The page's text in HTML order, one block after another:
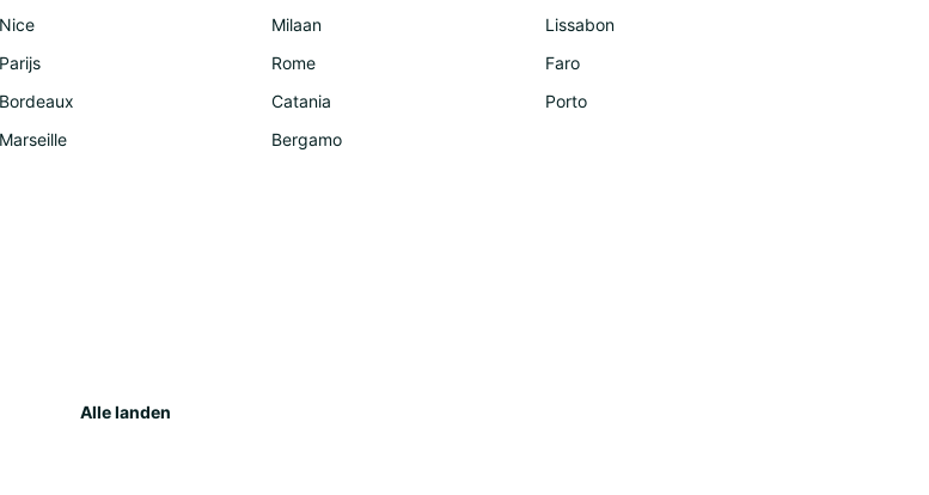
Nice
Parijs
Bordeaux
Marseille
Milaan
Rome
Catania
Bergamo
Lissabon
Faro
Porto
Alle landen